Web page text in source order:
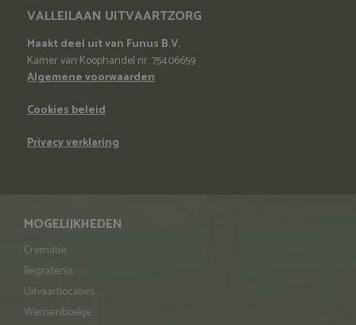
MOGELIJKHEDEN
Crematie
Begrafenis
Uitvaartlocaties
Wensenboekje
VALLEILAAN UITVAARTZORG
Maakt deel uit van Funus B.V.
Kamer van Koophandel nr. 75406659
Algemene voorwaarden
Cookies beleid
Privacy verklaring